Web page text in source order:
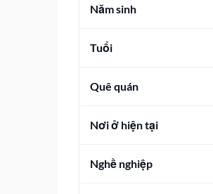
Năm sinh
Tuổi
Quê quán
Nơi ở hiện tại
Nghề nghiệp